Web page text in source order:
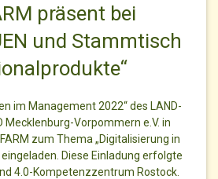
präsent bei
und Stammtisch
im Management 2022“ des LAND-
Mecklenburg-Vorpommern e.V. in
zum Thema „Digitalisierung in
Diese Einladung erfolgte
4.0-Kompetenzzentrum Rostock.